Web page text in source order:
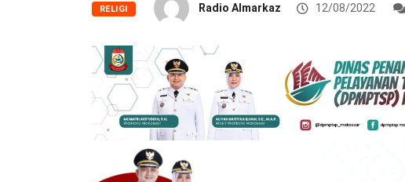
RELIGI Radio Almarkaz 12/08/2022